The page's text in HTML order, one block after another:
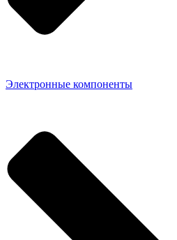
Электронные компоненты